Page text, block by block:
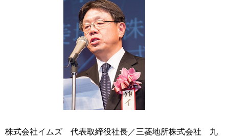
株式会社イムズ 代表取締役社長／三菱地所株式会社 九